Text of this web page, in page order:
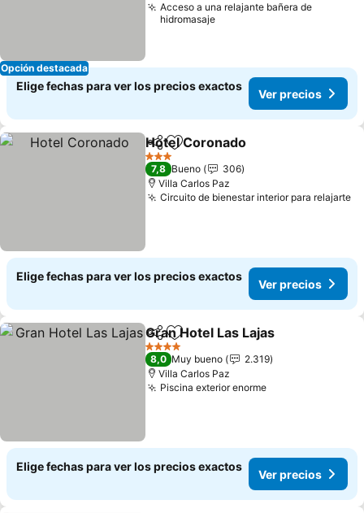
Opción destacada
Acceso a una relajante bañera de
hidromasaje
Elige fechas para ver los precios exactos
Ver precios
CompartirAgregar a favoritos
Hotel Coronado
3 Estrellas
7,8 Bueno
306
Villa Carlos Paz
Circuito de bienestar interior para relajarte
Elige fechas para ver los precios exactos
Ver precios
CompartirAgregar a favoritos
Gran Hotel Las Lajas
4 Estrellas
8,0 Muy bueno
2.319
Villa Carlos Paz
Piscina exterior enorme
Elige fechas para ver los precios exactos
Ver precios